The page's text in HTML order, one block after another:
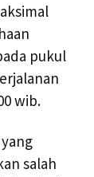
pukul
wib.
salah